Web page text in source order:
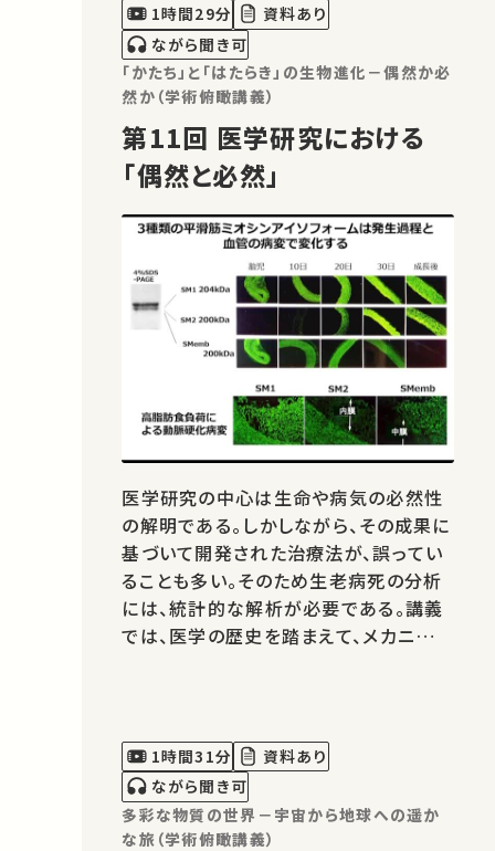
を探ります。
1時間29分
資料あり
ながら聞き可
「かたち」と「はたらき」の生物進化－偶然か必
然か（学術俯瞰講義）
第11回 医学研究における
「偶然と必然」
医学研究の中心は生命や病気の必然性
の解明である。しかしながら、その成果に
基づいて開発された治療法が、誤ってい
ることも多い。そのため生老病死の分析
には、統計的な解析が必要である。講義
では、医学の歴史を踏まえて、メカニズム
1時間31分
資料あり
ながら聞き可
多彩な物質の世界－宇宙から地球への遥か
な旅（学術俯瞰講義）